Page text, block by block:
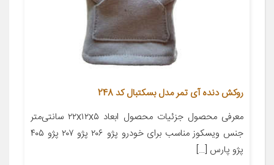
روکش دنده آی تمر مدل بسکتبال کد 248
معرفی محصول جزئیات محصول ابعاد ۲۲x۱۲x۵ سانتی‌متر
جنس ویسکوز مناسب برای خودرو پژو ۲۰۶ پژو ۲۰۷ پژو ۴۰۵
پژو پارس […]